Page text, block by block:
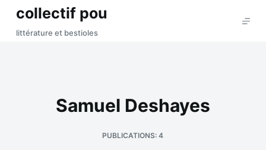
P
a
collectif pou
littérature et bestioles
Samuel Deshayes
PUBLICATIONS: 4